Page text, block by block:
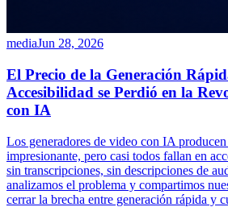
mediaJun 28, 2026
El Precio de la Generación
Accesibilidad se Perdió en la
con IA
Los generadores de video con IA
impresionante, pero casi todos fallan en
sin transcripciones, sin descripciones de
analizamos el problema y compartimos
cerrar la brecha entre generación rápida y